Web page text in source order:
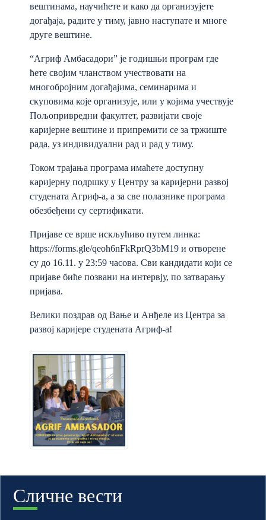
вештинама, научићете и како да организујете
догађаја, радите у тиму, јавно наступате и многе
друге вештине.
“Агриф Амбасадори” је годишњи програм где
ћете својим чланством учествовати на
многобројним догађајима, семинарима и
скуповима које организује, или у којима учествује
Пољопривредни факултет, развијати своје
каријерне вештине и припремити се за тржиште
рада, уз индивидуални рад и рад у тиму.
Током трајања програма имаћете доступну
каријерну подршку у Центру за каријерни развој
студената Агриф-а, а за све полазнике програма
обезбеђени су сертификати.
Пријаве се врше искљућиво путем линка:
https://forms.gle/qeoh6nFkRprQ3bM19 и отворене
су до 16.11. у 23:59 часова. Сви кандидати који се
пријаве биће позвани на интервју, по затварању
пријава.
Велики поздрав од Вање и Анђеле из Центра за
развој каријере студената Агриф-а!
Сличне вести